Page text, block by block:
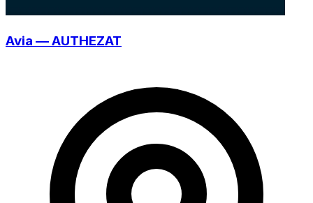
Avia — AUTHEZAT